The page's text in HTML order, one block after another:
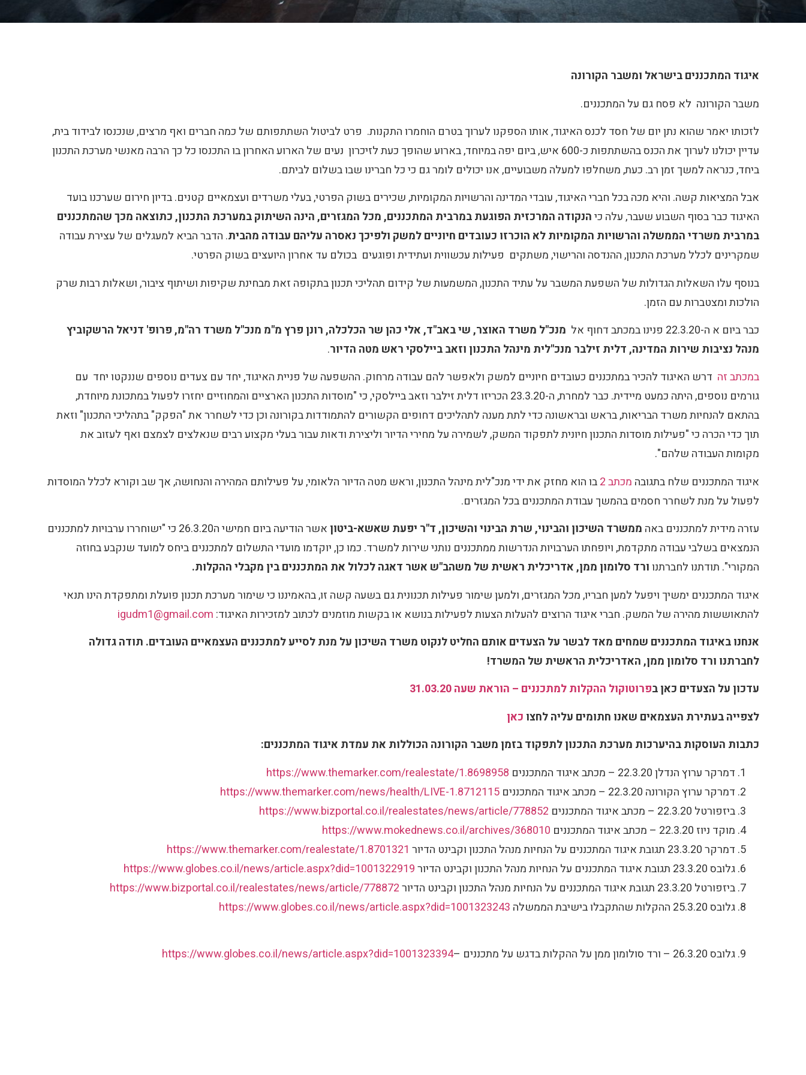
איגוד המתכננים בישראל ומשבר הקורונה
משבר הקורונה לא פסח גם על המתכננים.
לזכותו יאמר שהוא נתן יום של חסד לכנס האיגוד, אותו הספקנו לערוך בטרם הוחמרו התקנות. פרט לביטול השתתפותם של כמה חברים ואף מרצים, שנכנסו לבידוד בית,
עדיין יכולנו לערוך את הכנס בהשתתפות כ-600 איש, ביום יפה במיוחד, בארוע שהופך כעת לזיכרון נעים של הארוע האחרון בו התכנסו כל כך הרבה מאנשי מערכת התכנון
ביחד, כנראה למשך זמן רב. כעת, משחלפו למעלה משבועיים, אנו יכולים לומר גם כי כל חברינו שבו בשלום לביתם.
אבל המציאות קשה. והיא מכה בכל חברי האיגוד, עובדי המדינה והרשויות המקומיות, שכירים בשוק הפרטי, בעלי משרדים ועצמאיים קטנים. בדיון חירום שערכנו בועד
האיגוד כבר בסוף השבוע שעבר, עלה כיהנקודה המרכזית הפוגעת במרבית המתכננים, מכל המגזרים, הינה השיתוק במערכת התכנון, כתוצאה מכך שהמתכננים
במרבית משרדי הממשלה והרשויות המקומיות לא הוכרזו כעובדים חיוניים למשק ולפיכך נאסרה עליהם עבודה מהבית. הדבר הביא למעגלים של עצירת עבודה
שמקרינים לכלל מערכת התכנון, ההנדסה והרישוי, משתקים פעילות עכשווית ועתידית ופוגעים בכולם עד אחרון היועצים בשוק הפרטי.
בנוסף עלו השאלות הגדולות של השפעת המשבר על עתיד התכנון, המשמעות של קידום תהליכי תכנון בתקופה זאת מבחינת שקיפות ושיתוף ציבור, ושאלות רבות שרק
הולכות ומצטברות עם הזמן.
כבר ביום א ה-22.3.20 פנינו במכתב דחוף אל
מנכ"ל משרד האוצר, שי באב"ד, אלי כהן שר הכלכלה, רונן פרץ מ"מ מנכ"ל משרד רה"מ, פרופ' דניאל הרשקוביץ
מנהל נציבות שירות המדינה, דלית זילבר מנכ"לית מינהל התכנון וזאב ביילסקי ראש מטה הדיור.
במכתב זה דרש האיגוד להכיר במתכננים כעובדים חיוניים למשק ולאפשר להם עבודה מרחוק. ההשפעה של פניית האיגוד, יחד עם צעדים נוספים שננקטו יחד עם
גורמים נוספים, היתה כמעט מיידית. כבר למחרת, ה-23.3.20 הכריזו דלית זילבר וזאב ביילסקי, כי "מוסדות התכנון הארציים והמחוזיים יחזרו לפעול במתכונת מיוחדת,
בהתאם להנחיות משרד הבריאות, בראש ובראשונה כדי לתת מענה לתהליכים דחופים הקשורים להתמודדות בקורונה וכן כדי לשחרר את "הפקק" בתהליכי התכנון" וזאת
תוך כדי הכרה כי "פעילות מוסדות התכנון חיונית לתפקוד המשק, לשמירה על מחירי הדיור וליצירת ודאות עבור בעלי מקצוע רבים שנאלצים לצמצם ואף לעזוב את
מקומות העבודה שלהם".
איגוד המתכננים שלח בתגובה מכתב 2
בו הוא מחזק את ידי מנכ"לית מינהל התכנון, וראש מטה הדיור הלאומי, על פעילותם המהירה והנחושה, אך שב וקורא לכלל המוסדות
לפעול על מנת לשחרר חסמים בהמשך עבודת המתכננים בכל המגזרים.
עזרה מידית למתכננים באה ממשרד השיכון והבינוי, שרת הבינוי והשיכון, ד"ר יפעת שאשא-ביטון
אשר הודיעה ביום חמישי ה26.3.20 כי "ישוחררו ערבויות למתכננים
הנמצאים בשלבי עבודה מתקדמת, ויופחתו הערבויות הנדרשות ממתכננים נותני שירות למשרד. כמו כן, יוקדמו מועדי התשלום למתכננים ביחס למועד שנקבע בחוזה
המקורי". תודתנו לחברתנוורד סלומון ממן, אדריכלית ראשית של משהב"ש אשר דאגה לכלול את המתכננים בין מקבלי ההקלות.
איגוד המתכננים ימשיך ויפעל למען חבריו, מכל המגזרים, ולמען שימור פעילות תכנונית גם בשעה קשה זו, בהאמיננו כי שימור מערכת תכנון פועלת ומתפקדת הינו תנאי
להתאוששות מהירה של המשק. חברי איגוד הרוצים להעלות הצעות לפעילות בנושא או בקשות מוזמנים לכתוב למזכירות האיגוד: igudm1@gmail.com
אנחנו באיגוד המתכננים שמחים מאד לבשר על הצעדים אותם החליט לנקוט משרד השיכון על מנת לסייע למתכננים העצמאיים העובדים. תודה גדולה
לחברתנו ורד סלומון ממן, האדריכלית הראשית של המשרד!
עדכון על הצעדים כאן בפרוטוקול ההקלות למתכננים – הוראת שעה 31.03.20
לצפייה בעתירת העצמאים שאנו חתומים עליה לחצו כאן
כתבות העוסקות בהיערכות מערכת התכנון לתפקוד בזמן משבר הקורונה הכוללות את עמדת איגוד המתכננים:
דמרקר ערוץ הנדלן 22.3.20 – מכתב איגוד המתכננים
https://www.themarker.com/realestate/1.8698958
דמרקר ערוץ הקורונה 22.3.20 – מכתב איגוד המתכננים
https://www.themarker.com/news/health/LIVE-1.8712115
ביזפורטל 22.3.20 – מכתב איגוד המתכננים
https://www.bizportal.co.il/realestates/news/article/778852
מוקד ניוז 22.3.20 – מכתב איגוד המתכננים
https://www.mokednews.co.il/archives/368010
דמרקר 23.3.20 תגובת איגוד המתכננים על הנחיות מנהל התכנון וקבינט הדיור
https://www.themarker.com/realestate/1.8701321
גלובס 23.3.20 תגובת איגוד המתכננים על הנחיות מנהל התכנון וקבינט הדיור
https://www.globes.co.il/news/article.aspx?did=1001322919
ביזפורטל 23.3.20 תגובת איגוד המתכננים על הנחיות מנהל התכנון וקבינט הדיור
https://www.bizportal.co.il/realestates/news/article/778872
גלובס 25.3.20 ההקלות שהתקבלו בישיבת הממשלה
https://www.globes.co.il/news/article.aspx?did=1001323243
גלובס 26.3.20 – ורד סולומון ממן על ההקלות בדגש על מתכננים – https://www.globes.co.il/news/article.aspx?did=1001323394